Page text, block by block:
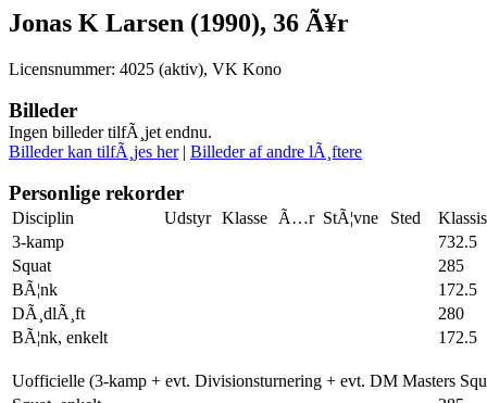
Jonas K Larsen (1990), 36 Ã¥r
Licensnummer: 4025 (aktiv), VK Kono
Billeder
Ingen billeder tilfÃ¸jet endnu.
Billeder kan tilfÃ¸jes her| Billeder af andre lÃ¸ftere
Personlige rekorder
Disciplin Udstyr Klasse Ã…r StÃ¦vne Sted
3-kamp
732.5
Squat
285
BÃ¦nk
172.5
DÃ¸dlÃ¸ft
280
BÃ¦nk, enkelt
172.5
Uofficielle (3-kamp + evt. Divisionsturnering + evt. DM Masters